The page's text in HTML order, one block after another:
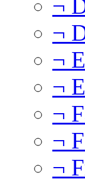
¬
¬
¬
¬
¬
¬
¬